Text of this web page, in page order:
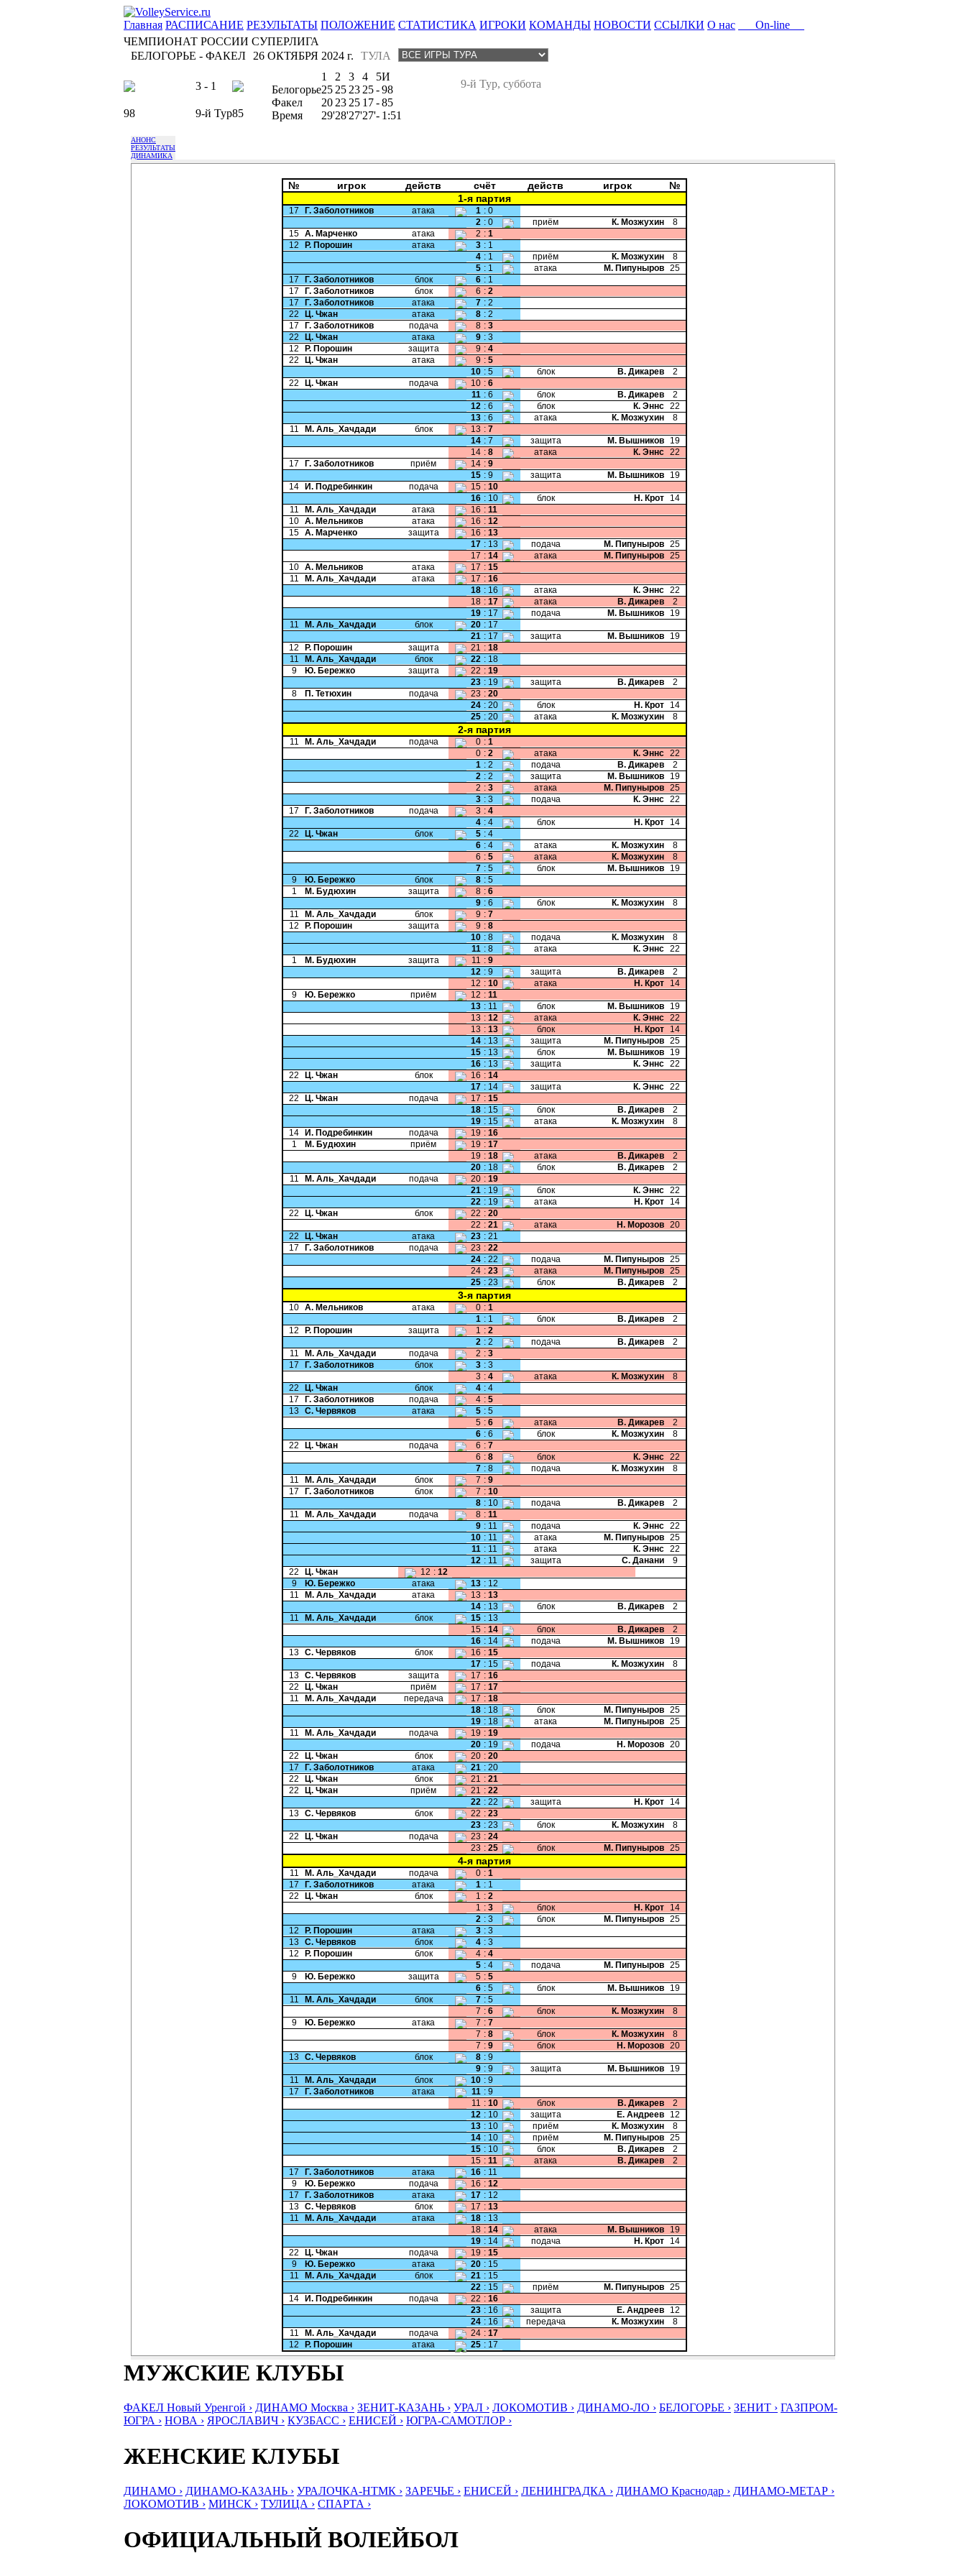
Главная РАСПИСАНИЕ РЕЗУЛЬТАТЫ ПОЛОЖЕНИЕ СТАТИСТИКА ИГРОКИ КОМАНДЫ НОВОСТИ ССЫЛКИ О нас
On-line
ЧЕМПИОНАТ РОССИИ СУПЕРЛИГА
БЕЛОГОРЬЕ - ФАКЕЛ
ТУЛА
26 ОКТЯБРЯ 2024 г.
3 - 1
98 9-й Тур85
9-й Тур, суббота
1 2 3 4 5И
Белогорье25 25 23 25-98
Факел
20 23 25 17-85
Время
29'28'27'27'- 1:51
АНОНС
РЕЗУЛЬТАТЫ
ДИНАМИКА
№ игрок действ счёт действ игрок
№
1-я партия
17 Г. Заболотников атака 1 : 0
2 : 0 приём К. Мозжухин
8
15 А. Марченко атака 2 : 1
12
Р. Порошин атака 3 : 1
4 : 1 приём К. Мозжухин
8
5 : 1 атака М. Пипуныров 25
17
Г. Заболотников блок 6 : 1
17
Г. Заболотников блок 6 : 2
17
Г. Заболотников атака 7 : 2
22
Ц. Чжан атака 8 : 2
17
Г. Заболотников подача 8 : 3
22
Ц. Чжан атака 9 : 3
12
Р. Порошин защита 9 : 4
22
Ц. Чжан атака 9 : 5
10 : 5 блок В. Дикарев
2
22
Ц. Чжан подача 10 : 6
11 : 6 блок В. Дикарев
2
12 : 6 блок К. Эннс 22
13 : 6 атака К. Мозжухин
8
11
М. Аль_Хачдади блок 13 : 7
14 : 7 защита М. Вышников
19
14 : 8 атака К. Эннс 22
17
Г. Заболотников приём 14 : 9
15 : 9 защита М. Вышников
19
14
И. Подребинкин подача 15 : 10
16 : 10 блок Н. Крот
14
11
М. Аль_Хачдади атака 16 : 11
10 А. Мельников атака 16 : 12
15 А. Марченко защита 16 : 13
17 : 13 подача М. Пипуныров 25
17 : 14 атака М. Пипуныров 25
10 А. Мельников атака 17 : 15
11
М. Аль_Хачдади атака 17 : 16
18 : 16 атака К. Эннс 22
18 : 17 атака В. Дикарев
2
19 : 17 подача М. Вышников
19
11
М. Аль_Хачдади блок 20 : 17
21 : 17 защита М. Вышников
19
12
Р. Порошин защита 21 : 18
11
М. Аль_Хачдади блок 22 : 18
9
Ю. Бережко защита 22 : 19
23 : 19 защита В. Дикарев
2
8
П. Тетюхин подача 23 : 20
24 : 20 блок Н. Крот
14
25 : 20 атака К. Мозжухин 8
2-я партия
11 М. Аль_Хачдади подача 0 : 1
0 : 2 атака К. Эннс 22
1 : 2 подача В. Дикарев
2
2 : 2 защита М. Вышников
19
2 : 3 атака М. Пипуныров 25
3 : 3 подача К. Эннс 22
17
Г. Заболотников подача 3 : 4
4 : 4 блок Н. Крот
14
22
Ц. Чжан блок 5 : 4
6 : 4 атака К. Мозжухин
8
6 : 5 атака К. Мозжухин
8
7 : 5 блок М. Вышников
19
9
Ю. Бережко блок 8 : 5
1
М. Будюхин защита 8 : 6
9 : 6 блок К. Мозжухин
8
11
М. Аль_Хачдади блок 9 : 7
12
Р. Порошин защита 9 : 8
10 : 8 подача К. Мозжухин
8
11 : 8 атака К. Эннс 22
1
М. Будюхин защита 11 : 9
12 : 9 защита В. Дикарев
2
12 : 10 атака Н. Крот
14
9
Ю. Бережко приём 12 : 11
13 : 11 блок М. Вышников
19
13 : 12 атака К. Эннс 22
13 : 13 блок Н. Крот
14
14 : 13 защита М. Пипуныров 25
15 : 13 блок М. Вышников
19
16 : 13 защита К. Эннс 22
22
Ц. Чжан блок 16 : 14
17 : 14 защита К. Эннс 22
22
Ц. Чжан подача 17 : 15
18 : 15 блок В. Дикарев
2
19 : 15 атака К. Мозжухин
8
14
И. Подребинкин подача 19 : 16
1
М. Будюхин приём 19 : 17
19 : 18 атака В. Дикарев
2
20 : 18 блок В. Дикарев
2
11
М. Аль_Хачдади подача 20 : 19
21 : 19 блок К. Эннс 22
22 : 19 атака Н. Крот
14
22
Ц. Чжан блок 22 : 20
22 : 21 атака Н. Морозов 20
22
Ц. Чжан атака 23 : 21
17
Г. Заболотников подача 23 : 22
24 : 22 подача М. Пипуныров 25
24 : 23 атака М. Пипуныров 25
25 : 23 блок В. Дикарев 2
3-я партия
10 А. Мельников атака 0 : 1
1 : 1 блок В. Дикарев
2
12
Р. Порошин защита 1 : 2
2 : 2 подача В. Дикарев
2
11
М. Аль_Хачдади подача 2 : 3
17
Г. Заболотников блок 3 : 3
3 : 4 атака К. Мозжухин
8
22
Ц. Чжан блок 4 : 4
17
Г. Заболотников подача 4 : 5
13 С. Червяков атака 5 : 5
5 : 6 атака В. Дикарев
2
6 : 6 блок К. Мозжухин
8
22
Ц. Чжан подача 6 : 7
6 : 8 блок К. Эннс 22
7 : 8 подача К. Мозжухин
8
11
М. Аль_Хачдади блок 7 : 9
17
Г. Заболотников блок 7 : 10
8 : 10 подача В. Дикарев
2
11
М. Аль_Хачдади подача 8 : 11
9 : 11 подача К. Эннс 22
10 : 11 атака М. Пипуныров 25
11 : 11 атака К. Эннс 22
12 : 11 защита С. Данани
9
22
Ц. Чжан 12 : 12
9
Ю. Бережко атака 13 : 12
11
М. Аль_Хачдади атака 13 : 13
14 : 13 блок В. Дикарев
2
11
М. Аль_Хачдади блок 15 : 13
15 : 14 блок В. Дикарев
2
16 : 14 подача М. Вышников
19
13 С. Червяков блок 16 : 15
17 : 15 подача К. Мозжухин
8
13 С. Червяков защита 17 : 16
22
Ц. Чжан приём 17 : 17
11
М. Аль_Хачдади передача 17 : 18
18 : 18 блок М. Пипуныров 25
19 : 18 атака М. Пипуныров 25
11
М. Аль_Хачдади подача 19 : 19
20 : 19 подача Н. Морозов 20
22
Ц. Чжан блок 20 : 20
17
Г. Заболотников атака 21 : 20
22
Ц. Чжан блок 21 : 21
22
Ц. Чжан приём 21 : 22
22 : 22 защита Н. Крот
14
13 С. Червяков блок 22 : 23
23 : 23 блок К. Мозжухин
8
22
Ц. Чжан подача 23 : 24
23 : 25 блок М. Пипуныров 25
4-я партия
11 М. Аль_Хачдади подача 0 : 1
17
Г. Заболотников атака 1 : 1
22
Ц. Чжан блок 1 : 2
1 : 3 блок Н. Крот
14
2 : 3 блок М. Пипуныров 25
12
Р. Порошин атака 3 : 3
13 С. Червяков блок 4 : 3
12
Р. Порошин блок 4 : 4
5 : 4 подача М. Пипуныров 25
9
Ю. Бережко защита 5 : 5
6 : 5 блок М. Вышников
19
11
М. Аль_Хачдади блок 7 : 5
7 : 6 блок К. Мозжухин
8
9
Ю. Бережко атака 7 : 7
7 : 8 блок К. Мозжухин
8
7 : 9 блок Н. Морозов 20
13 С. Червяков блок 8 : 9
9 : 9 защита М. Вышников
19
11
М. Аль_Хачдади блок 10 : 9
17
Г. Заболотников атака 11 : 9
11 : 10 блок В. Дикарев
2
12 : 10 защита Е. Андреев
12
13 : 10 приём К. Мозжухин
8
14 : 10 приём М. Пипуныров 25
15 : 10 блок В. Дикарев
2
15 : 11 атака В. Дикарев
2
17
Г. Заболотников атака 16 : 11
9
Ю. Бережко подача 16 : 12
17
Г. Заболотников атака 17 : 12
13 С. Червяков блок 17 : 13
11
М. Аль_Хачдади атака 18 : 13
18 : 14 атака М. Вышников
19
19 : 14 подача Н. Крот
14
22
Ц. Чжан подача 19 : 15
9
Ю. Бережко атака 20 : 15
11
М. Аль_Хачдади блок 21 : 15
22 : 15 приём М. Пипуныров 25
14
И. Подребинкин подача 22 : 16
23 : 16 защита Е. Андреев
12
24 : 16 передача К. Мозжухин
8
11
М. Аль_Хачдади подача 24 : 17
12
Р. Порошин атака 25 : 17
МУЖСКИЕ КЛУБЫ
ФАКЕЛ Новый Уренгой › ДИНАМО Москва › ЗЕНИТ-КАЗАНЬ › УРАЛ › ЛОКОМОТИВ › ДИНАМО-ЛО › БЕЛОГОРЬЕ › ЗЕНИТ › ГАЗПРОМ-
ЮГРА › НОВА › ЯРОСЛАВИЧ › КУЗБАСС › ЕНИСЕЙ › ЮГРА-САМОТЛОР ›
ЖЕНСКИЕ КЛУБЫ
ДИНАМО › ДИНАМО-КАЗАНЬ › УРАЛОЧКА-НТМК › ЗАРЕЧЬЕ › ЕНИСЕЙ › ЛЕНИНГРАДКА › ДИНАМО Краснодар › ДИНАМО-МЕТАР ›
ЛОКОМОТИВ › МИНСК › ТУЛИЦА › СПАРТА ›
ОФИЦИАЛЬНЫЙ ВОЛЕЙБОЛ